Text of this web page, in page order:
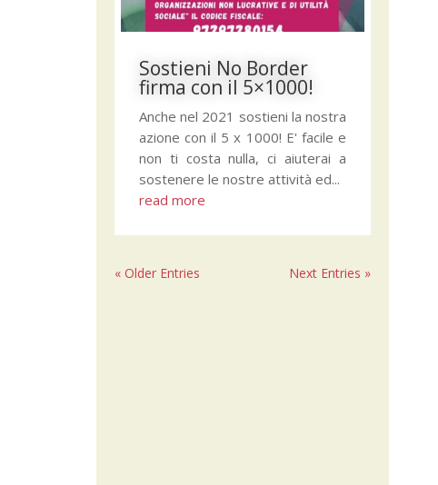
Sostieni No Border
firma con il 5×1000!
Anche nel 2021 sostieni la nostra
azione con il 5 x 1000! E' facile e
non ti costa nulla, ci aiuterai a
sostenere le nostre attività ed...
read more
« Older Entries Next Entries »